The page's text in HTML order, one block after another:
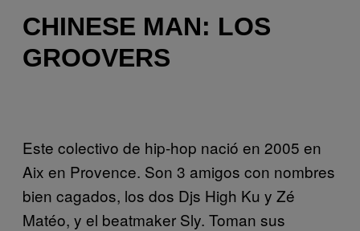
CHINESE MAN: LOS
GROOVERS
Este colectivo de hip-hop nació en 2005 en
Aix en Provence. Son 3 amigos con nombres
bien cagados, los dos Djs High Ku y Zé
Matéo, y el beatmaker Sly. Toman sus